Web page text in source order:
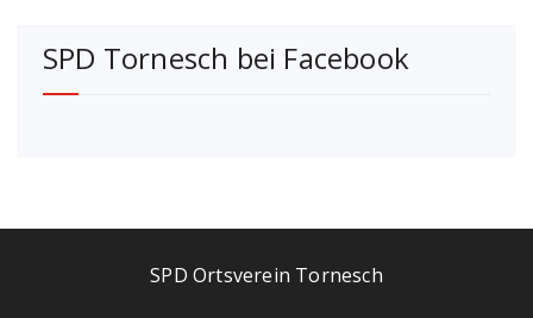
SPD Tornesch bei Facebook
SPD Ortsverein Tornesch